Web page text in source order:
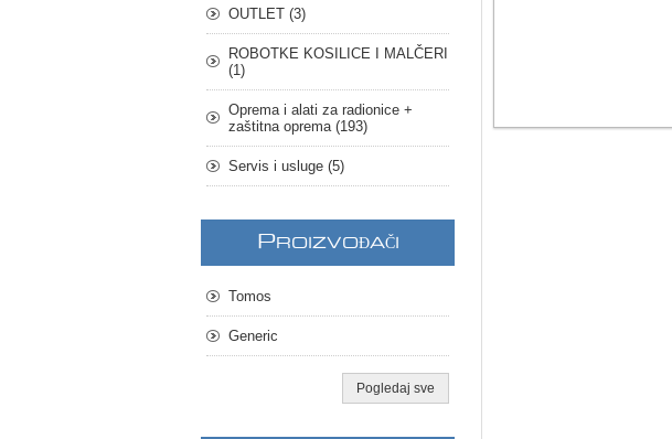
OUTLET (3)
ROBOTKE KOSILICE I MALČERI
(1)
Oprema i alati za radionice +
zaštitna oprema (193)
Servis i usluge (5)
PROIZVOĐAČI
Tomos
Generic
Pogledaj sve